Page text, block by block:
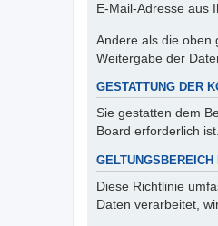
E-Mail-Adresse aus
Andere als die oben
Weitergabe der
GESTATTUNG DER
Sie gestatten dem
Board erforderlich
Diese Richtlinie
Daten verarbeitet,